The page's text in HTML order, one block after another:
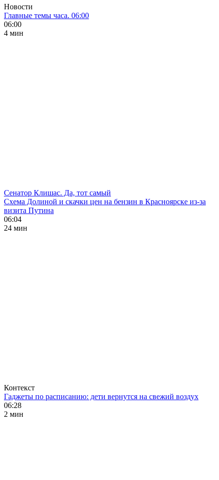
Новости
Главные темы часа. 06:00
06:00
4 мин
Сенатор Клишас. Да, тот самый
Схема Долиной и скачки цен на бензин в Красноярске из-за
визита Путина
06:04
24 мин
Контекст
Гаджеты по расписанию: дети вернутся на свежий воздух
06:28
2 мин